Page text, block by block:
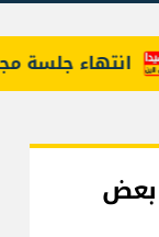
جلسة مجلس
بعض